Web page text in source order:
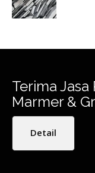
Terima
Marmer &
Detail